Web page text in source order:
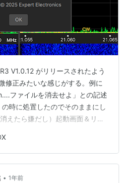
V1.0.12 がリリースされたよう
修正みたいな感じがする。例に
ファイルを消去せよ」との記述
時に処置したのでそのままにし
えたら嫌だし）起動画面＆リリ
ョートカットを設定する機能に
--------- ここからリリースノー
タ版ソフトウェアを起動する前
することをお勧めする： .jso…
• 1年前